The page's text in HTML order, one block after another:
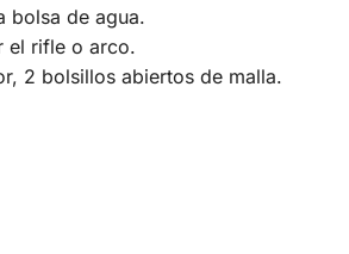
bolsa de agua.
el rifle o arco.
2 bolsillos abiertos de malla.